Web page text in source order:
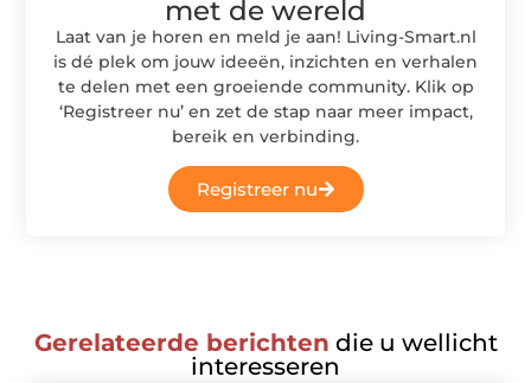
met de wereld
Laat van je horen en meld je aan! Living-Smart.nl
is dé plek om jouw ideeën, inzichten en verhalen
te delen met een groeiende community. Klik op
‘Registreer nu’ en zet de stap naar meer impact,
bereik en verbinding.
Registreer nu
Gerelateerde berichten die u wellicht
interesseren